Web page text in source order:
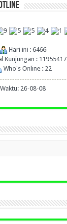
Hari ini : 6466
Kunjungan : 11955417
Who's Online : 22
Waktu: 26-08-08